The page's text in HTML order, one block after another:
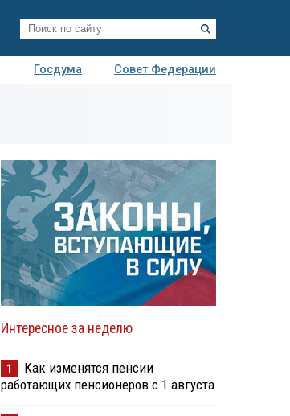
Госдума
Совет Федерации
Интересное за неделю
1
Как изменятся пенсии
работающих пенсионеров с 1 августа